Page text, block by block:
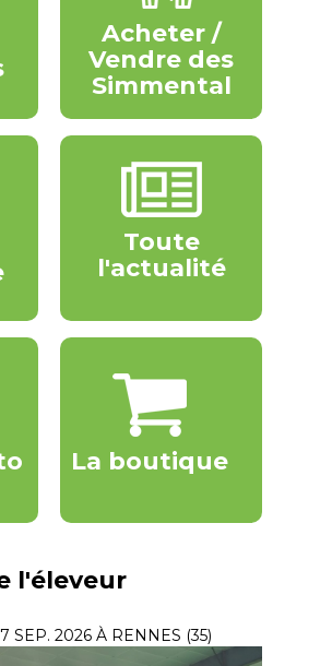
Acheter /
Vendre des
Simmental
Toute
l'actualité
La boutique
l'éleveur
SEP. 2026 À RENNES (35)